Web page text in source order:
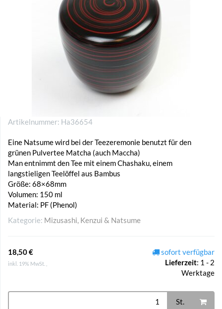
Artikelnummer: Ha36654
Eine Natsume wird bei der Teezeremonie benutzt für den
grünen Pulvertee Matcha (auch Maccha)
Man entnimmt den Tee mit einem Chashaku, einem
langstieligen Teelöffel aus Bambus
Größe: 68×68mm
Volumen: 150 ml
Material: PF (Phenol)
Kategorie: Mizusashi, Kenzui & Natsume
18,50 €
inkl. 19% MwSt. ,
sofort verfügbar
Lieferzeit: 1 - 2
Werktage
St.